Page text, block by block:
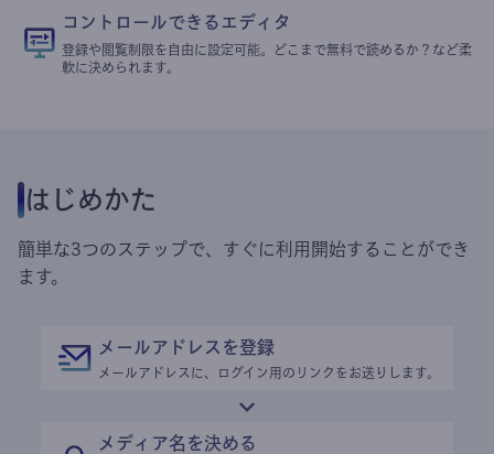
コントロールできるエディタ
登録や閲覧制限を自由に設定可能。どこまで無料で読めるか？など柔
軟に決められます。
はじめかた
簡単な3つのステップで、すぐに利用開始することができ
ます。
メールアドレスを登録
メールアドレスに、ログイン用のリンクをお送りします。
メディア名を決める